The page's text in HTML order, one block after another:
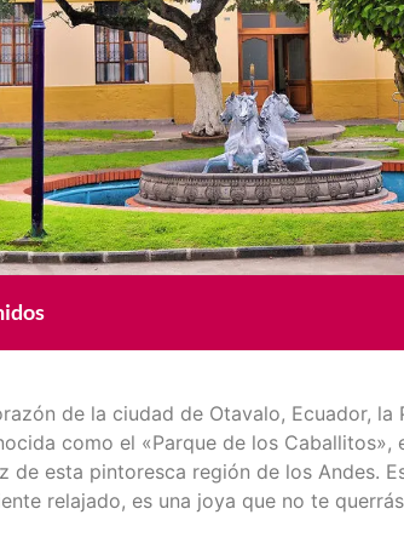
de la ciudad de Otavalo, Ecuador, la
como el «Parque de los Caballitos»,
de esta pintoresca región de los Andes.
relajado, es una joya que no te